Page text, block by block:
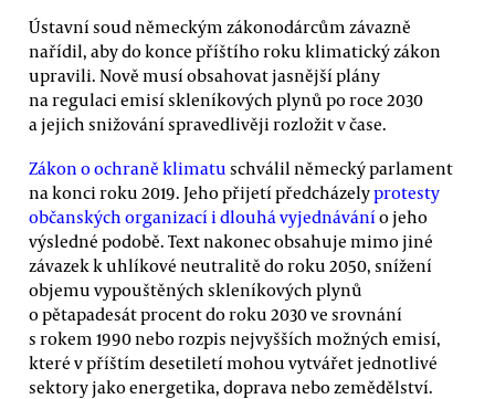
Ústavní soud německým zákonodárcům závazně
nařídil, aby do konce příštího roku klimatický zákon
upravili. Nově musí obsahovat jasnější plány
na regulaci emisí skleníkových plynů po roce 2030
a jejich snižování spravedlivěji rozložit v čase.
Zákon o ochraně klimatu schválil německý parlament
na konci roku 2019. Jeho přijetí předcházelyprotesty
občanských organizací i dlouhá vyjednávání o jeho
výsledné podobě. Text nakonec obsahuje mimo jiné
závazek k uhlíkové neutralitě do roku 2050, snížení
objemu vypouštěných skleníkových plynů
o pětapadesát procent do roku 2030 ve srovnání
s rokem 1990 nebo rozpis nejvyšších možných emisí,
které v příštím desetiletí mohou vytvářet jednotlivé
sektory jako energetika, doprava nebo zemědělství.